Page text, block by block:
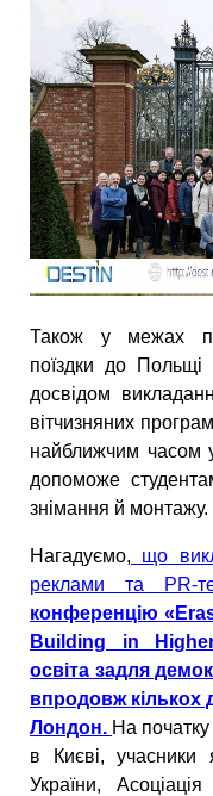
Також у межах
поїздки до
досвідом
вітчизняних
найближчим часом
допоможе
знімання й монтажу.
Нагадуємо, що
реклами та PR-
конференцію
Building in
освіта задля
впродовж кількох
Лондон. На
в Києві, учасники
України,